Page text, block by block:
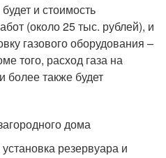
и стоимость
(около 25 тыс. рублей), и
газового оборудования –
того, расход газа на
более также будет
дома
резервуара и